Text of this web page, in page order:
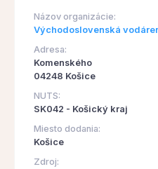
Názov organizácie:
Východoslovenská
Adresa:
Komenského
04248 Košice
NUTS:
SK042 - Košický kraj
Miesto dodania:
Košice
Zdroj: